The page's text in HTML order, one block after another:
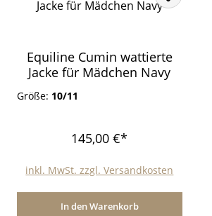
Equiline Cumin wattierte
Jacke für Mädchen Navy
Größe: 10/11
145,00 €*
inkl. MwSt. zzgl. Versandkosten
In den Warenkorb